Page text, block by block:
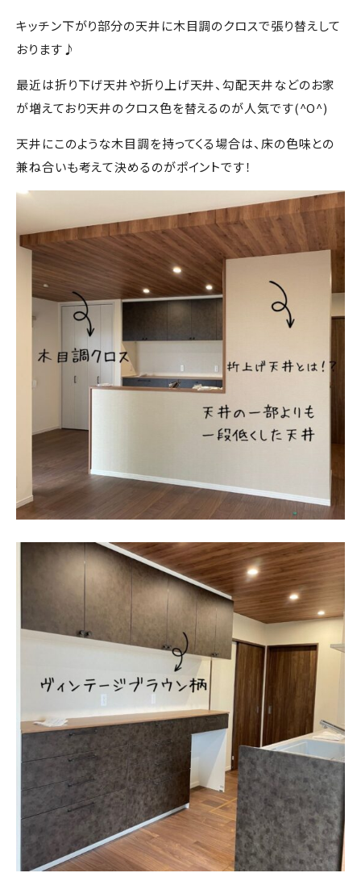
キッチン下がり部分の天井に木目調のクロスで張り替えして
おります♪
最近は折り下げ天井や折り上げ天井、勾配天井などのお家
が増えており天井のクロス色を替えるのが人気です(^O^)
天井にこのような木目調を持ってくる場合は、床の色味との
兼ね合いも考えて決めるのがポイントです！